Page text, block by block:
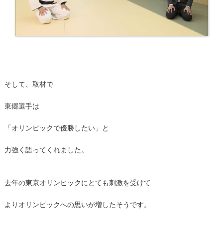
そして、取材で
東郷選手は
「オリンピックで優勝したい」と
力強く語ってくれました。
去年の東京オリンピックにとても刺激を受けて
よりオリンピックへの思いが増したそうです。